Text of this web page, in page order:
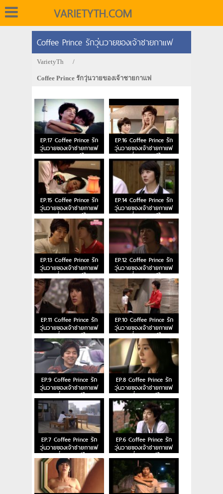
VARIETYTH.COM
Coffee Prince รักวุ่นวายของเจ้าชายกาแฟ
VarietyTh /
Coffee Prince รักวุ่นวายของเจ้าชายกาแฟ
EP.17 Coffee Prince รัก
วุ่นวายของเจ้าชายกาแฟ
ตอนจบ พากย์ไทย
EP.16 Coffee Prince รัก
วุ่นวายของเจ้าชายกาแฟ
ตอนที่ 16 พากย์ไทย
EP.15 Coffee Prince รัก
วุ่นวายของเจ้าชายกาแฟ
ตอนที่ 15 พากย์ไทย
EP.14 Coffee Prince รัก
วุ่นวายของเจ้าชายกาแฟ
ตอนที่ 14 พากย์ไทย
EP.13 Coffee Prince รัก
วุ่นวายของเจ้าชายกาแฟ
ตอนที่ 13 พากย์ไทย
EP.12 Coffee Prince รัก
วุ่นวายของเจ้าชายกาแฟ
ตอนที่ 12 พากย์ไทย
EP.11 Coffee Prince รัก
วุ่นวายของเจ้าชายกาแฟ
ตอนที่ 11 พากย์ไทย
EP.10 Coffee Prince รัก
วุ่นวายของเจ้าชายกาแฟ
ตอนที่ 10 พากย์ไทย
EP.9 Coffee Prince รัก
วุ่นวายของเจ้าชายกาแฟ
ตอนที่ 9 พากย์ไทย
EP.8 Coffee Prince รัก
วุ่นวายของเจ้าชายกาแฟ
ตอนที่ 8 พากย์ไทย
EP.7 Coffee Prince รัก
วุ่นวายของเจ้าชายกาแฟ
ตอนที่ 7 พากย์ไทย
EP.6 Coffee Prince รัก
วุ่นวายของเจ้าชายกาแฟ
ตอนที่ 6 พากย์ไทย